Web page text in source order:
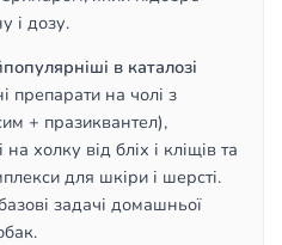
і дозу.
в каталозі
препарати на чолі з
+ празиквантел),
холку від бліх і кліщів та
для шкіри і шерсті.
задачі домашньої